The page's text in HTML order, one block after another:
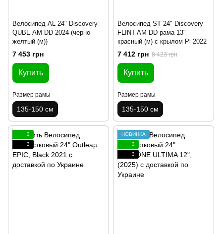
Велосипед AL 24" Discovery
QUBE AM DD 2024 (черно-
желтый (м))
7 453 грн
Купить
Размер рамы
135-150 см
Велосипед ST 24" Discovery
FLINT AM DD рама-13"
красный (м) с крылом Pl 2022
7 412 грн 8 423 грн
Купить
Размер рамы
135-150 см
3
3
НОВИНКА
3
3